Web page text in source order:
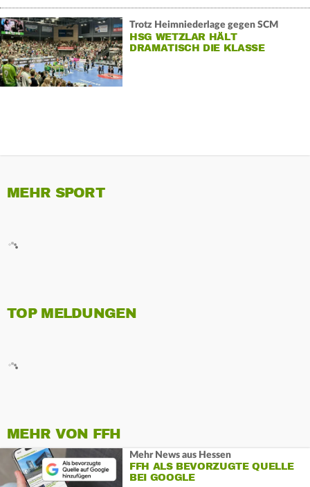
Trotz Heimniederlage gegen SCM
HSG WETZLAR HÄLT
DRAMATISCH DIE KLASSE
MEHR SPORT
TOP MELDUNGEN
MEHR VON FFH
Mehr News aus Hessen
FFH ALS BEVORZUGTE QUELLE
BEI GOOGLE